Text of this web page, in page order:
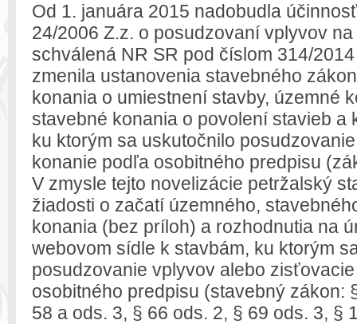
Od 1. januára 2015 nadobudla
24/2006 Z.z. o posudzovaní vplyvov
schválená NR SR pod číslom 314/
zmenila ustanovenia stavebného
konania o umiestnení stavby, územné
stavebné konania o povolení stavieb a
ku ktorým sa uskutočnilo
konanie podľa osobitného predpisu
V zmysle tejto novelizácie petržalský
žiadosti o začatí územného,
konania (bez príloh) a rozhodnutia na
webovom sídle k stavbám, ku ktorým
posudzovanie vplyvov alebo
osobitného predpisu (stavebný zákon:
58 a ods. 3, § 66 ods. 2, § 69 ods. 3, §